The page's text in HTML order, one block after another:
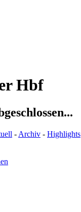
Hbf
- Archiv - Highlights